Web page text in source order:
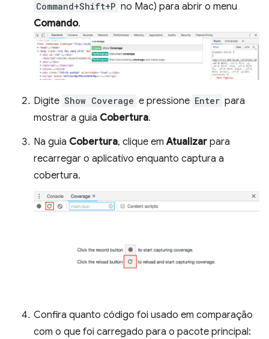
Command+Shift+P no Mac) para abrir o menu
Comando.
Digite Show Coverage e pressione Enter para
mostrar a guia Cobertura.
Na guia Cobertura, clique emAtualizar para
recarregar o aplicativo enquanto captura a
cobertura.
Confira quanto código foi usado em comparação
com o que foi carregado para o pacote principal: